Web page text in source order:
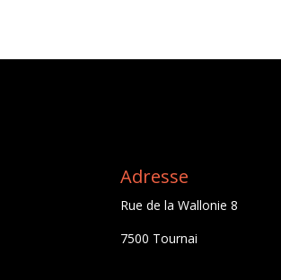
Adresse
Rue de la Wallonie 8
7500 Tournai